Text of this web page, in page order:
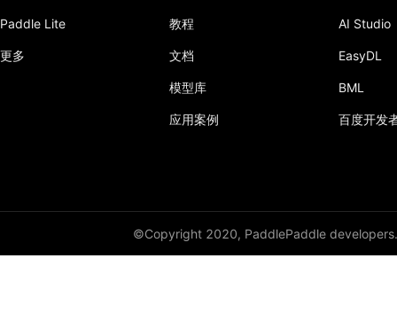
Paddle Lite
更多
教程
文档
模型库
应用案例
AI Studio
EasyDL
BML
百度开发
©Copyright 2020, PaddlePaddle developers.